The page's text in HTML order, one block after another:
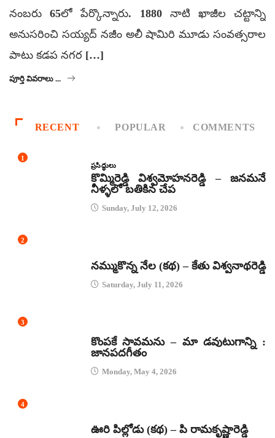
నంబరు 65లో పేర్కొన్నారు. 1880 నాటి ఖాజీల చట్టాన్ని
అనుసరించి సయ్యద్ నజీం అలీ షామిరి మూడు సంవత్సరాల
పాటు కడప నగర […]
పూర్తి వివరాలు ...
RECENT POPULAR COMMENTS
1
ప్రసిద్ధులు
కొమ్మిరెడ్డి విశ్వమోహనరెడ్డి – జనమనే
నీళ్ళలో బతికిన చేప
Sunday, July 12, 2026
2
నమ్ముకొన్న నేల (కథ) – కేతు విశ్వనాథరెడ్డి
Saturday, July 11, 2026
3
కొంపకే సావమను – మా డవుటుగాన్ని :
జానపదగీతం
Monday, May 4, 2026
4
ఊరి పిల్లోడు (కథ) – పి రామకృష్ణారెడ్డి